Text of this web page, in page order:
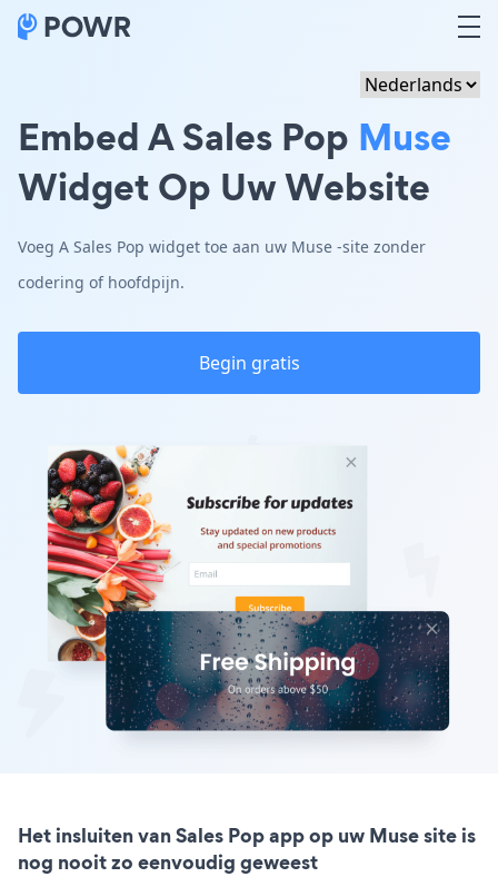
Embed A Sales Pop Muse
Widget Op Uw Website
Voeg A Sales Pop widget toe aan uw Muse -site zonder
codering of hoofdpijn.
Begin gratis
Het insluiten van Sales Pop app op uw Muse site is
nog nooit zo eenvoudig geweest